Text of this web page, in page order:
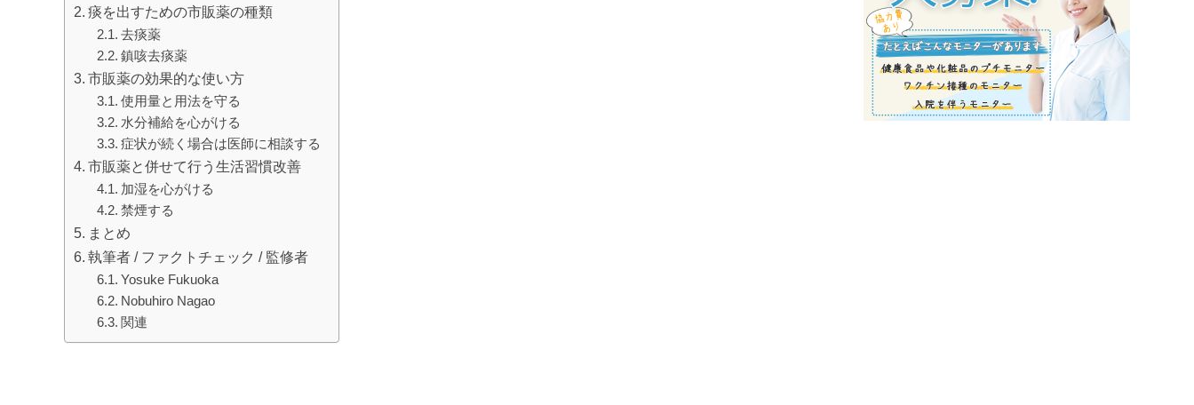
痰を出すための市販薬の種類
去痰薬
鎮咳去痰薬
市販薬の効果的な使い方
使用量と用法を守る
水分補給を心がける
症状が続く場合は医師に相談する
市販薬と併せて行う生活習慣改善
加湿を心がける
禁煙する
まとめ
執筆者 / ファクトチェック / 監修者
Yosuke Fukuoka
Nobuhiro Nagao
関連